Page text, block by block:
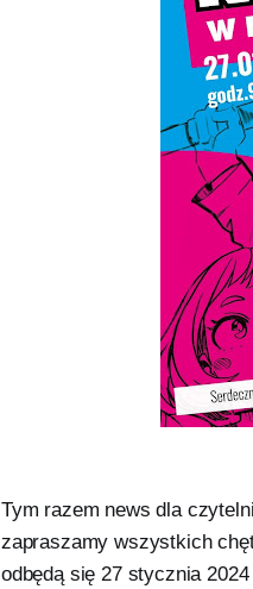
Tym razem news dla
zapraszamy wszystkich
odbędą się 27 stycznia